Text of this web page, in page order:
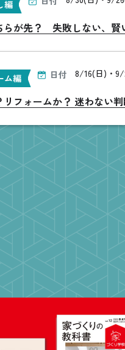
編
らが先？ 失敗しない、賢
ム編 日付 8/16(日)・
フォームか？ 迷わない判